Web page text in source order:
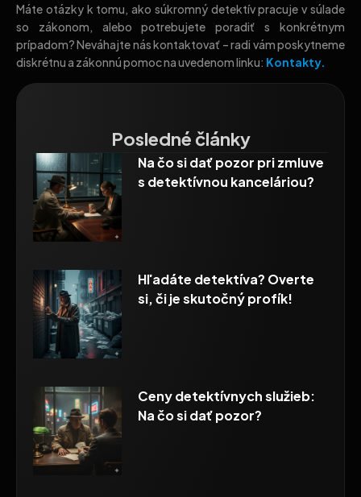
Máte otázky k tomu, ako súkromný detektív pracuje v súlade
so zákonom, alebo potrebujete poradiť s konkrétnym
prípadom? Neváhajte nás kontaktovať – radi vám poskytneme
diskrétnu a zákonnú pomoc na uvedenom linku: Kontakty.
Posledné články
Na čo si dať pozor pri zmluve
s detektívnou kanceláriou?
Hľadáte detektíva? Overte
si, či je skutočný profík!
Ceny detektívnych služieb:
Na čo si dať pozor?